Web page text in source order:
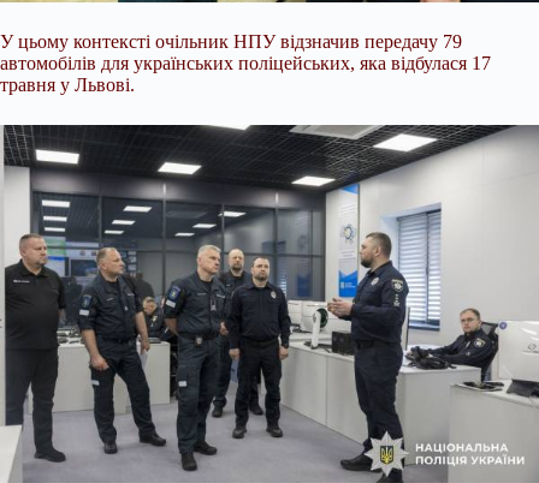
У цьому контексті очільник НПУ відзначив передачу 79
автомобілів для українських поліцейських, яка відбулася 17
травня у Львові.